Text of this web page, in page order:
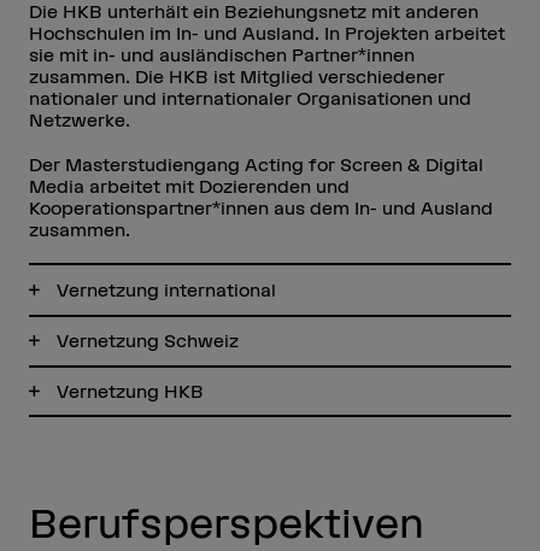
Die HKB unterhält ein Beziehungsnetz mit anderen
Hochschulen im In- und Ausland. In Projekten arbeitet
sie mit in- und ausländischen Partner*innen
zusammen. Die HKB ist Mitglied verschiedener
nationaler und internationaler Organisationen und
Netzwerke.
Der Masterstudiengang Acting for Screen & Digital
Media arbeitet mit Dozierenden und
Kooperationspartner*innen aus dem In- und Ausland
zusammen.
Vernetzung international
Vernetzung Schweiz
Vernetzung HKB
Berufsperspektiven